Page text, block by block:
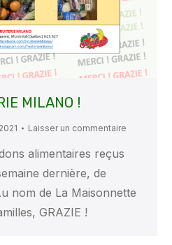
MILANO !
Laisser un commentaire
alimentaires reçus
dernière, de
nom de La Maisonnette
GRAZIE !